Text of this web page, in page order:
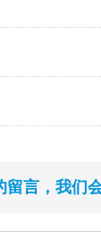
言，我们